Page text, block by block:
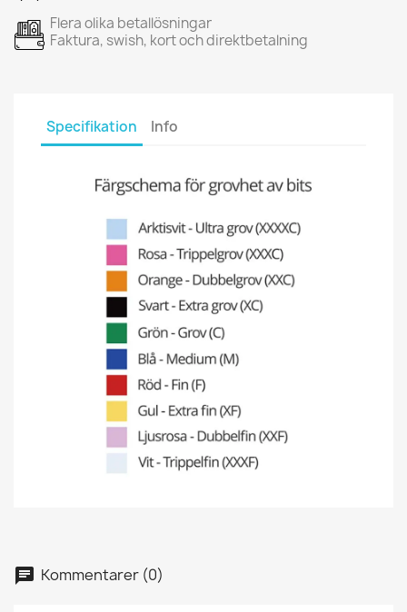
Flera olika betallösningar
Faktura, swish, kort och direktbetalning
Specifikation Info
Kommentarer (0)